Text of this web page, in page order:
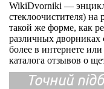
WikiDvorniki —
стеклоочистителя)
такой же форме, как
различных дворниках
более в интернете
каталога отзывов о
Точний